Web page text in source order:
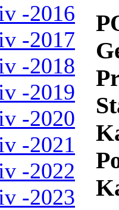
-2016
-2017
-2018
-2019
-2020
-2021
-2022
-2023